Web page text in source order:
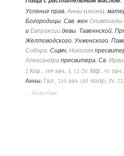
Успение прав.Анны (икона),
Богородицы. Свв. женОлимпиады
иЕвпраксии девы, Тавеннской.
Желтоводского, Унженского.
Собора. Сщмч.Николая
Александра пресвитера. Св.
2 Кор., 169 зач., I, 12-20. Мф., 91
Анны: Гал., 210 зач. (от полу́), IV,
16-21.
... Подробнее